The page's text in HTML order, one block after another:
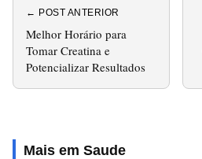
← POST ANTERIOR
Melhor Horário para
Tomar Creatina e
Potencializar Resultados
Mais em Saude